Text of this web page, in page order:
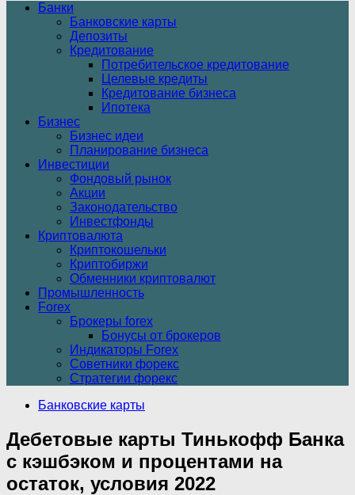
Банки
Банковские карты
Депозиты
Кредитование
Потребительское кредитование
Целевые кредиты
Кредитование бизнеса
Ипотека
Бизнес
Бизнес идеи
Планирование бизнеса
Инвестиции
Фондовый рынок
Акции
Законодательство
Инвестфонды
Криптовалюта
Криптокошельки
Криптобиржи
Обменники криптовалют
Промышленность
Forex
Брокеры forex
Бонусы от брокеров
Индикаторы Forex
Советники форекс
Стратегии форекс
Банковские карты
Дебетовые карты Тинькофф Банка
с кэшбэком и процентами на
остаток, условия 2022